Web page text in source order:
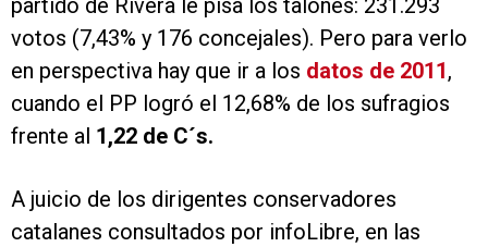
partido de Rivera le pisa los talones: 231.293
votos (7,43% y 176 concejales). Pero para verlo
en perspectiva hay que ir a los datos de 2011,
cuando el PP logró el 12,68% de los sufragios
frente al 1,22 de C´s.
A juicio de los dirigentes conservadores
catalanes consultados por infoLibre, en las